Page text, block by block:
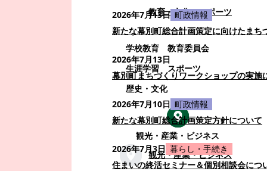
教育・文化・スポーツ
学校教育
教育委員会
生涯学習
スポーツ
歴史・文化
観光・産業・ビジネス
観光・産業・ビジネス
2026年7月13日 町政情報
新たな幕別町総合計画策定に向けたまち
2026年7月13日
幕別町まちづくりワークショップの実施
2026年7月10日 町政情報
新たな幕別町総合計画策定方針について
2026年7月3日 暮らし・手続き
住まいの終活セミナー＆個別相談会につ